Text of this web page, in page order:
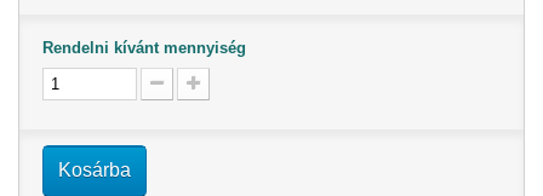
Rendelni kívánt mennyiség
Kosárba